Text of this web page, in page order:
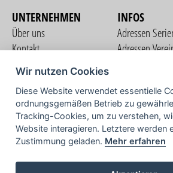
UNTERNEHMEN
Über uns
Kontakt
Nutzungsbedingungen
Datenschutzerklärung
Impressum
INFOS
Adressen
Adressen
TV
Wir nutzen Cookies
Diese Website verwendet essentielle
ordnungsgemäßen Betrieb zu
Tracking-Cookies, um zu verstehen,
Website interagieren. Letztere werden
Zustimmung geladen. Mehr erfahren